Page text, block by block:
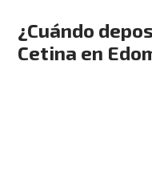
¿Cuándo
Cetina en